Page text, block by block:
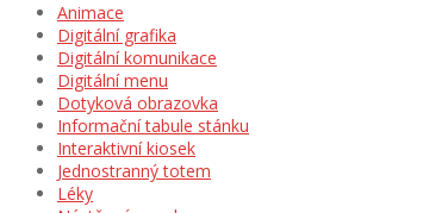
Animace
Digitální grafika
Digitální komunikace
Digitální menu
Dotyková obrazovka
Informační tabule stánku
Interaktivní kiosek
Jednostranný totem
Léky